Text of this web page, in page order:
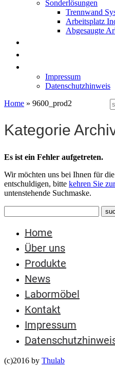
Sonderlösungen
Trennwand
Arbeitsplatz
Abgesaugte
Impressum
Datenschutzhinweis
Home » 9600_prod2
Kategorie
Es ist ein Fehler aufgetreten.
Wir möchten uns bei Ihnen für
entschuldigen, bitte kehren Sie
untenstehende Suchmaske.
Home
Über uns
Produkte
News
Labormöbel
Kontakt
Impressum
(c)2016 by Thulab